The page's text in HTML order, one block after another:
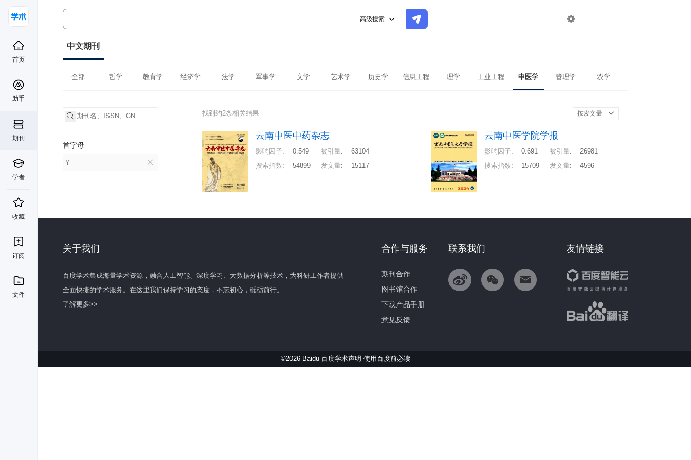
高级搜索 
首页
助手
期刊
学者
收藏
订阅
文件
中文期刊
全部 哲学 教育学 经济学 法学 军事学 文学 艺术学 历史学 信息工程 理学 工业工程 中医学 管理学 农学
首字母
Y
找到约2条相关结果 按发文量
云南中医中药杂志
影响因子: 0.549 被引量:
63104
搜索指数: 54899 发文量: 15117
云南中医学院学报
影响因子: 0.691 被引量:
26981
搜索指数: 15709 发文量: 4596
关于我们
百度学术集成海量学术资源，融合人工智能、深度学习、大数据分析等技术，为科研工作者提供
全面快捷的学术服务。在这里我们保持学习的态度，不忘初心，砥砺前行。
了解更多>>
友情链接
联系我们
合作与服务
期刊合作
图书馆合作
下载产品手册
意见反馈
©2026 Baidu 百度学术声明 使用百度前必读